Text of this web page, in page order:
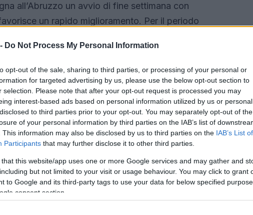
Do Not Process My Personal Information
opt-out of the sale, sharing to third parties, or processing of your personal or
for targeted advertising by us, please use the below opt-out section to
selection. Please note that after your opt-out request is processed you may
interest-based ads based on personal information utilized by us or personal
to third parties prior to your opt-out. You may separately opt-out of the
of your personal information by third parties on the IAB’s list of
This information may also be disclosed by us to third parties on the IAB’s List of
Participants that may further disclose it to other third parties.
that this website/app uses one or more Google services and may gather and
but not limited to your visit or usage behaviour. You may click to grant
to Google and its third-party tags to use your data for below specified
consent section.
all’Abruzzo un avvio di fine settimana con
un rapido miglioramento. Per il periodo
differenze locali tra costa e zone interne.